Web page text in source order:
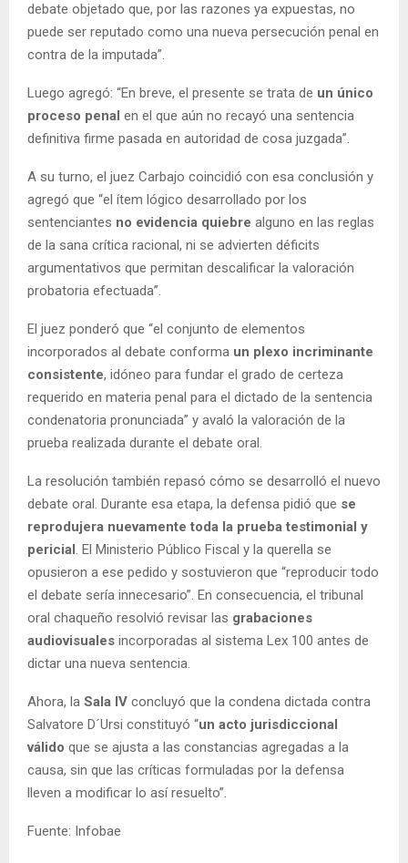
debate objetado que, por las razones ya expuestas, no
puede ser reputado como una nueva persecución penal en
contra de la imputada”.
Luego agregó: “En breve, el presente se trata de un único
proceso penal en el que aún no recayó una sentencia
definitiva firme pasada en autoridad de cosa juzgada”.
A su turno, el juez Carbajo coincidió con esa conclusión y
agregó que “el ítem lógico desarrollado por los
sentenciantes no evidencia quiebre alguno en las reglas
de la sana crítica racional, ni se advierten déficits
argumentativos que permitan descalificar la valoración
probatoria efectuada”.
El juez ponderó que “el conjunto de elementos
incorporados al debate conforma un plexo incriminante
consistente, idóneo para fundar el grado de certeza
requerido en materia penal para el dictado de la sentencia
condenatoria pronunciada” y avaló la valoración de la
prueba realizada durante el debate oral.
La resolución también repasó cómo se desarrolló el nuevo
debate oral. Durante esa etapa, la defensa pidió que se
reprodujera nuevamente toda la prueba testimonial y
pericial . El Ministerio Público Fiscal y la querella se
opusieron a ese pedido y sostuvieron que “reproducir todo
el debate sería innecesario”. En consecuencia, el tribunal
oral chaqueño resolvió revisar las grabaciones
audiovisuales incorporadas al sistema Lex 100 antes de
dictar una nueva sentencia.
Ahora, la Sala IV concluyó que la condena dictada contra
Salvatore D´Ursi constituyó “un acto jurisdiccional
válido que se ajusta a las constancias agregadas a la
causa, sin que las críticas formuladas por la defensa
lleven a modificar lo así resuelto”.
Fuente: Infobae